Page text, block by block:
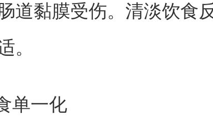
道黏膜受伤。清淡饮食
。
单一化